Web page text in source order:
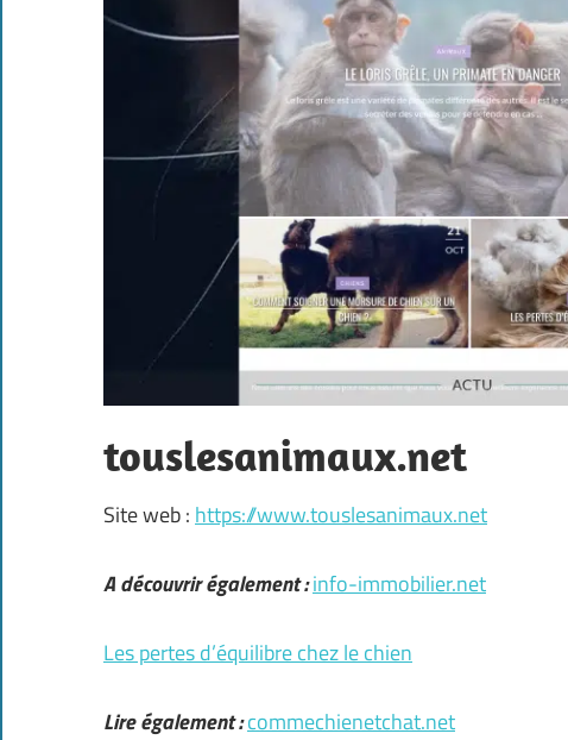
touslesanimaux.net
Site web : https://www.touslesanimaux.net
A découvrir également :info-immobilier.net
Les pertes d’équilibre chez le chien
Lire également :commechienetchat.net